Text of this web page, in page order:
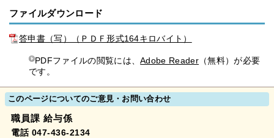
ファイルダウンロード
答申書（写）（ＰＤＦ形式164キロバイト）
PDFファイルの閲覧には、Adobe Reader （無料）が必要
です。
このページについてのご意見・お問い合わせ
職員課 給与係
電話 047-436-2134